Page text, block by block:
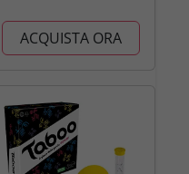
Abilità di Mimo -
Divertente Gioco
Famiglie - Bambini
Sopra i 8 anni - Da 2
a 6 squadre
ACQUISTA ORA